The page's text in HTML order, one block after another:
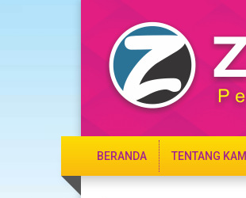
BERANDA TENTANG KAMI